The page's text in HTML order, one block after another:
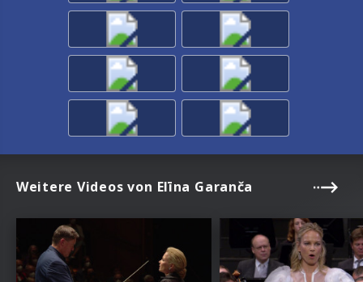
Weitere Videos von Elīna Garanča